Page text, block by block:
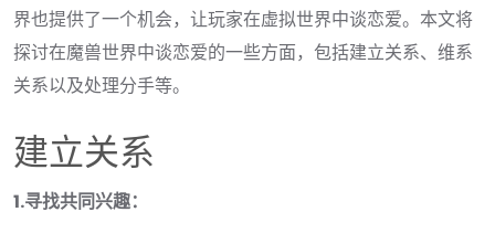
界也提供了一个机会，让玩家在虚拟世界中谈恋爱。本文将
探讨在魔兽世界中谈恋爱的一些方面，包括建立关系、维系
关系以及处理分手等。
建立关系
1.寻找共同兴趣：